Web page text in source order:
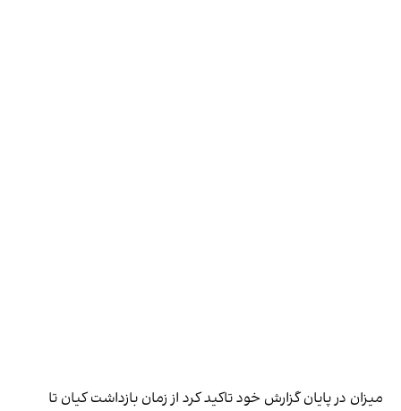
میزان در پایان گزارش خود تاکید کرد از زمان بازداشت کیان تا